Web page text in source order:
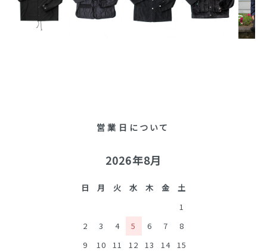
営業日について
2026年8月
日 月 火 水 木 金
土
1
2
3 4 5 6 7
8
9
10 11 12 13 14
15